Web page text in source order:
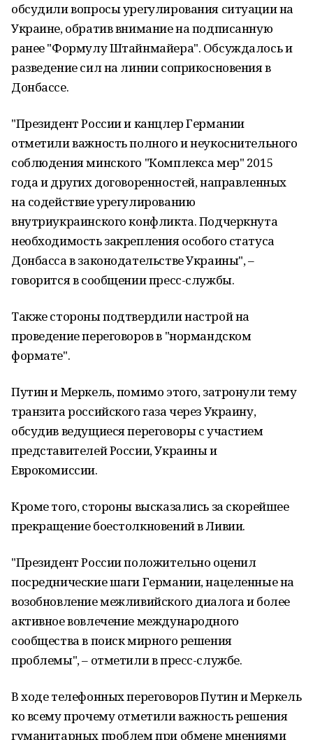
обсудили вопросы урегулирования ситуации на
Украине, обратив внимание на подписанную
ранее "Формулу Штайнмайера". Обсуждалось и
разведение сил на линии соприкосновения в
Донбассе.
"Президент России и канцлер Германии
отметили важность полного и неукоснительного
соблюдения минского "Комплекса мер" 2015
года и других договоренностей, направленных
на содействие урегулированию
внутриукраинского конфликта. Подчеркнута
необходимость закрепления особого статуса
Донбасса в законодательстве Украины", –
говорится в сообщении пресс-службы.
Также стороны подтвердили настрой на
проведение переговоров в "нормандском
формате".
Путин и Меркель, помимо этого, затронули тему
транзита российского газа через Украину,
обсудив ведущиеся переговоры с участием
представителей России, Украины и
Еврокомиссии.
Кроме того, стороны высказались за скорейшее
прекращение боестолкновений в Ливии.
"Президент России положительно оценил
посреднические шаги Германии, нацеленные на
возобновление межливийского диалога и более
активное вовлечение международного
сообщества в поиск мирного решения
проблемы", – отметили в пресс-службе.
В ходе телефонных переговоров Путин и Меркель
ко всему прочему отметили важность решения
гуманитарных проблем при обмене мнениями